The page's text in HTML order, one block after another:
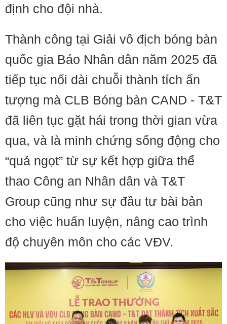
định cho đội nhà.
Thành công tại Giải vô địch bóng bàn
quốc gia Báo Nhân dân năm 2025 đã
tiếp tục nối dài chuỗi thành tích ấn
tượng mà CLB Bóng bàn CAND - T&T
đã liên tục gặt hái trong thời gian vừa
qua, và là minh chứng sống động cho
“quả ngọt” từ sự kết hợp giữa thể
thao Công an Nhân dân và T&T
Group cũng như sự đầu tư bài bản
cho việc huấn luyện, nâng cao trình
độ chuyên môn cho các VĐV.